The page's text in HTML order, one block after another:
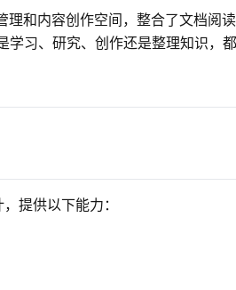
理和内容创作空间，整合了文档阅读
学习、研究、创作还是整理知识，
提供以下能力：